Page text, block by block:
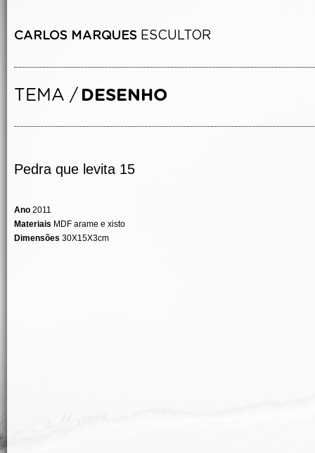
Pedra que levita 15
Ano 2011
Materiais MDF arame e xisto
Dimensões 30X15X3cm